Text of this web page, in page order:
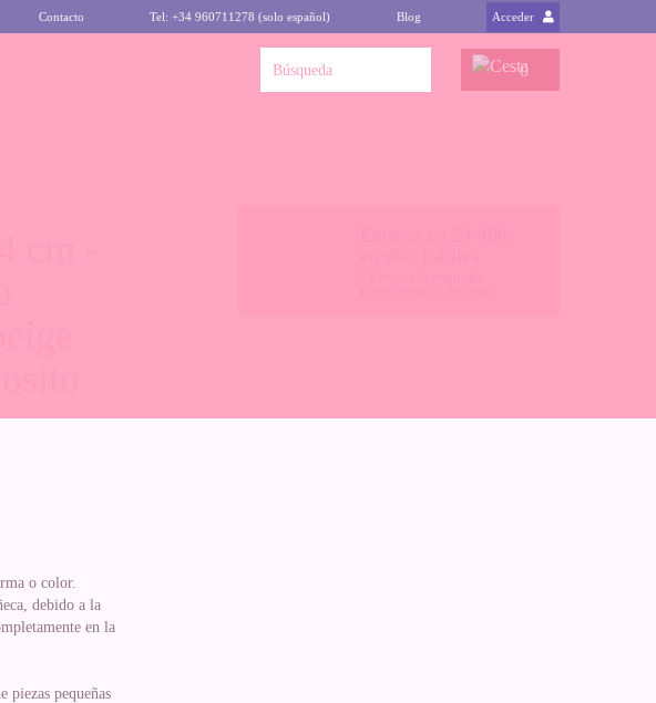
Contacto Tel: +34 960711278 (solo español) Blog Acceder
0
o color.
debido a la
en la
piezas pequeñas